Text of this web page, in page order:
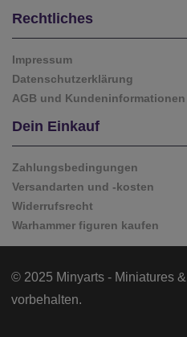
Rechtliches
Impressum
Datenschutzerklärung
AGB und Kundeninformationen
Dein Einkauf
Zahlungsbedingungen
Versandarten und -kosten
Widerrufsrecht
Warhammer figuren kaufen
© 2025 Minyarts - Miniatures
vorbehalten.